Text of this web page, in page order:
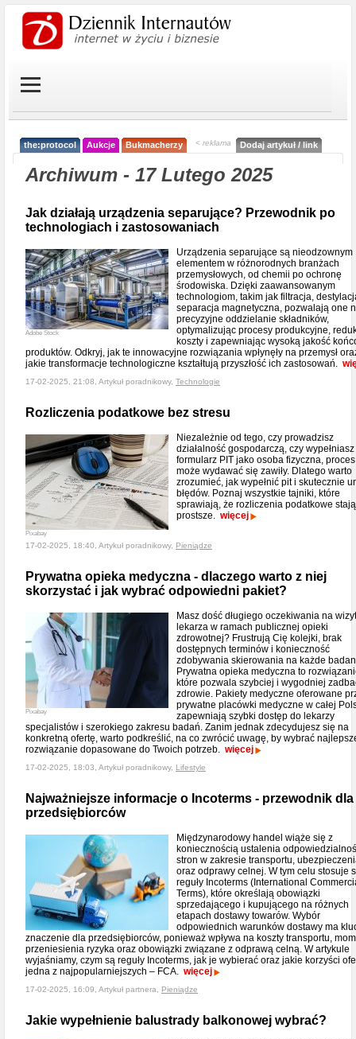
the:protocol Aukcje Bukmacherzy < reklama Dodaj artykuł / link
Archiwum - 17 Lutego 2025
Jak działają urządzenia separujące? Przewodnik po
technologiach i zastosowaniach
Adobe Stock
Urządzenia separujące są nieodzownym
elementem w różnorodnych branżach
przemysłowych, od chemii po ochronę
środowiska. Dzięki zaawansowanym
technologiom, takim jak filtracja,
separacja magnetyczna, pozwalają one
precyzyjne oddzielanie składników,
optymalizując procesy produkcyjne,
koszty i zapewniając wysoką jakość
produktów. Odkryj, jak te innowacyjne rozwiązania wpłynęły na przemysł
jakie transformacje technologiczne kształtują przyszłość ich zastosowań.
17-02-2025, 21:08, Artykuł poradnikowy, Technologie
Rozliczenia podatkowe bez stresu
Pixabay
Niezależnie od tego, czy prowadzisz
działalność gospodarczą, czy wypełniasz
formularz PIT jako osoba fizyczna,
może wydawać się zawiły. Dlatego warto
zrozumieć, jak wypełnić pit i skutecznie
błędów. Poznaj wszystkie tajniki, które
sprawiają, że rozliczenia podatkowe
prostsze. więcej
17-02-2025, 18:40, Artykuł poradnikowy, Pieniądze
Prywatna opieka medyczna - dlaczego warto z niej
skorzystać i jak wybrać odpowiedni pakiet?
Pixabay
Masz dość długiego oczekiwania na
lekarza w ramach publicznej opieki
zdrowotnej? Frustrują Cię kolejki, brak
dostępnych terminów i konieczność
zdobywania skierowania na każde
Prywatna opieka medyczna to
które pozwala szybciej i wygodniej
zdrowie. Pakiety medyczne oferowane
prywatne placówki medyczne w całej
zapewniają szybki dostęp do lekarzy
specjalistów i szerokiego zakresu badań. Zanim jednak zdecydujesz się na
konkretną ofertę, warto podkreślić, na co zwrócić uwagę, by wybrać
rozwiązanie dopasowane do Twoich potrzeb. więcej
17-02-2025, 18:03, Artykuł poradnikowy, Lifestyle
Najważniejsze informacje o Incoterms - przewodnik dla
przedsiębiorców
Międzynarodowy handel wiąże się z
koniecznością ustalenia
stron w zakresie transportu,
oraz odprawy celnej. W tym celu stosuje
reguły Incoterms (International
Terms), które określają obowiązki
sprzedającego i kupującego na różnych
etapach dostawy towarów. Wybór
odpowiednich warunków dostawy ma
znaczenie dla przedsiębiorców, ponieważ wpływa na koszty transportu,
przeniesienia ryzyka oraz obowiązki związane z odprawą celną. W artykule
wyjaśniamy, czym są reguły Incoterms, jak je wybierać oraz jakie korzyści
jedna z najpopularniejszych – FCA. więcej
17-02-2025, 16:09, Artykuł partnera, Pieniądze
Jakie wypełnienie balustrady balkonowej wybrać?